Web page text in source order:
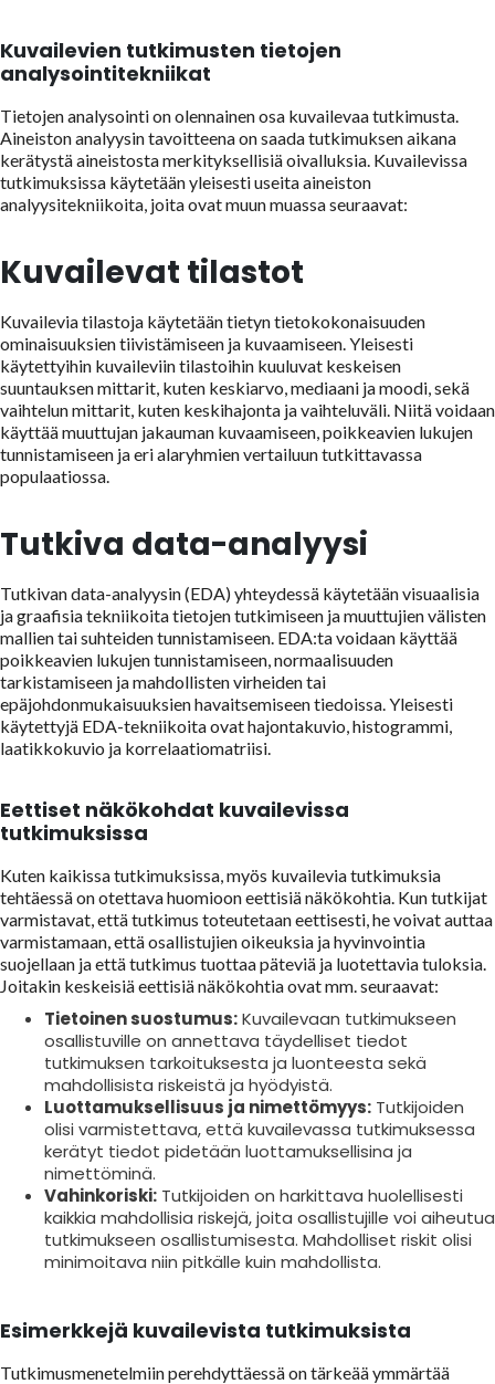
Kuvailevien tutkimusten tietojen
analysointitekniikat
Tietojen analysointi on olennainen osa kuvailevaa tutkimusta.
Aineiston analyysin tavoitteena on saada tutkimuksen aikana
kerätystä aineistosta merkityksellisiä oivalluksia. Kuvailevissa
tutkimuksissa käytetään yleisesti useita aineiston
analyysitekniikoita, joita ovat muun muassa seuraavat:
Kuvailevat tilastot
Kuvailevia tilastoja käytetään tietyn tietokokonaisuuden
ominaisuuksien tiivistämiseen ja kuvaamiseen. Yleisesti
käytettyihin kuvaileviin tilastoihin kuuluvat keskeisen
suuntauksen mittarit, kuten keskiarvo, mediaani ja moodi, sekä
vaihtelun mittarit, kuten keskihajonta ja vaihteluväli. Niitä voidaan
käyttää muuttujan jakauman kuvaamiseen, poikkeavien lukujen
tunnistamiseen ja eri alaryhmien vertailuun tutkittavassa
populaatiossa.
Tutkiva data-analyysi
Tutkivan data-analyysin (EDA) yhteydessä käytetään visuaalisia
ja graafisia tekniikoita tietojen tutkimiseen ja muuttujien välisten
mallien tai suhteiden tunnistamiseen. EDA:ta voidaan käyttää
poikkeavien lukujen tunnistamiseen, normaalisuuden
tarkistamiseen ja mahdollisten virheiden tai
epäjohdonmukaisuuksien havaitsemiseen tiedoissa. Yleisesti
käytettyjä EDA-tekniikoita ovat hajontakuvio, histogrammi,
laatikkokuvio ja korrelaatiomatriisi.
Eettiset näkökohdat kuvailevissa
tutkimuksissa
Kuten kaikissa tutkimuksissa, myös kuvailevia tutkimuksia
tehtäessä on otettava huomioon eettisiä näkökohtia. Kun tutkijat
varmistavat, että tutkimus toteutetaan eettisesti, he voivat auttaa
varmistamaan, että osallistujien oikeuksia ja hyvinvointia
suojellaan ja että tutkimus tuottaa päteviä ja luotettavia tuloksia.
Joitakin keskeisiä eettisiä näkökohtia ovat mm. seuraavat:
Tietoinen suostumus:Kuvailevaan tutkimukseen
osallistuville on annettava täydelliset tiedot
tutkimuksen tarkoituksesta ja luonteesta sekä
mahdollisista riskeistä ja hyödyistä.
Luottamuksellisuus ja nimettömyys: Tutkijoiden
olisi varmistettava, että kuvailevassa tutkimuksessa
kerätyt tiedot pidetään luottamuksellisina ja
nimettöminä.
Vahinkoriski: Tutkijoiden on harkittava huolellisesti
kaikkia mahdollisia riskejä, joita osallistujille voi aiheutua
tutkimukseen osallistumisesta. Mahdolliset riskit olisi
minimoitava niin pitkälle kuin mahdollista.
Esimerkkejä kuvailevista tutkimuksista
Tutkimusmenetelmiin perehdyttäessä on tärkeää ymmärtää